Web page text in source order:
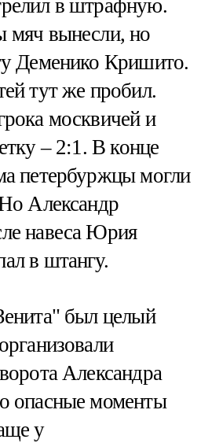
в штрафную.
мяч вынесли, но
Деменико Кришито.
тут же пробил.
москвичей и
– 2:1. В конце
петербуржцы могли
Александр
навеса Юрия
в штангу.
был целый
Александра
опасные моменты
у